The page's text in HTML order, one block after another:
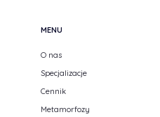
MENU
O nas
Specjalizacje
Cennik
Metamorfozy